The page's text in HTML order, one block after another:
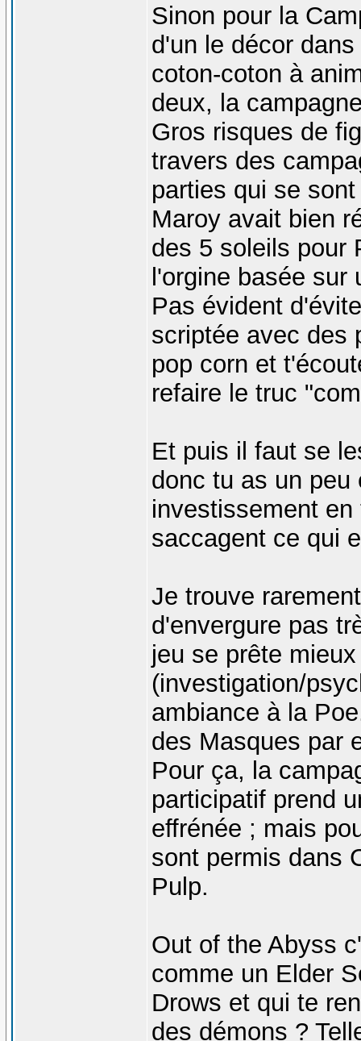
Sinon pour la
d'un le décor
coton-coton à
deux, la
Gros risques de
travers des
parties qui se
Maroy avait bien
des 5 soleils pour
l'orgine basée
Pas évident
scriptée avec des
pop corn et
refaire le truc
Et puis il faut se
donc tu as un peu
investissement
saccagent ce qui
Je trouve
d'envergure pas
jeu se prête
(investigation/
ambiance à la
des Masques par
Pour ça, la
participatif prend
effrénée ; mais
sont permis dans
Pulp.
Out of the Abyss
comme un Elder
Drows et qui te
des démons ?